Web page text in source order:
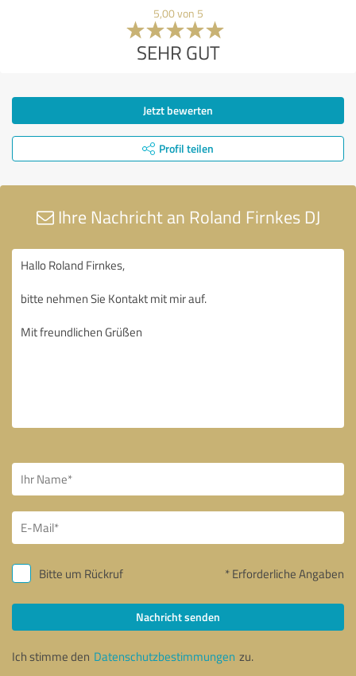
5,00 von 5
SEHR GUT
Jetzt bewerten
Profil teilen
Ihre Nachricht an Roland Firnkes DJ
Bitte um Rückruf * Erforderliche Angaben
Nachricht senden
Ich stimme den Datenschutzbestimmungen zu.